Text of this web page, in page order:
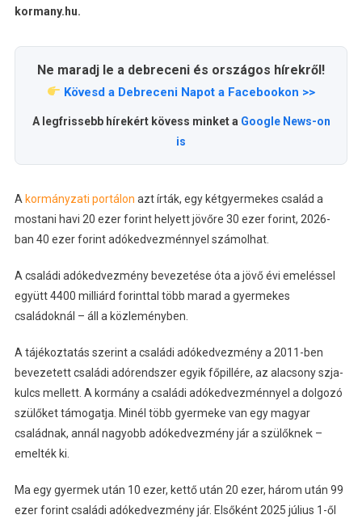
kormany.hu.
Ne maradj le a debreceni és országos hírekről!
Kövesd a Debreceni Napot a Facebookon >>
A legfrissebb hírekért kövess minket a Google News-on
is
A kormányzati portálon azt írták, egy kétgyermekes család a
mostani havi 20 ezer forint helyett jövőre 30 ezer forint, 2026-
ban 40 ezer forint adókedvezménnyel számolhat.
A családi adókedvezmény bevezetése óta a jövő évi emeléssel
együtt 4400 milliárd forinttal több marad a gyermekes
családoknál – áll a közleményben.
A tájékoztatás szerint a családi adókedvezmény a 2011-ben
bevezetett családi adórendszer egyik főpillére, az alacsony szja-
kulcs mellett. A kormány a családi adókedvezménnyel a dolgozó
szülőket támogatja. Minél több gyermeke van egy magyar
családnak, annál nagyobb adókedvezmény jár a szülőknek –
emelték ki.
Ma egy gyermek után 10 ezer, kettő után 20 ezer, három után 99
ezer forint családi adókedvezmény jár. Elsőként 2025 július 1-ől